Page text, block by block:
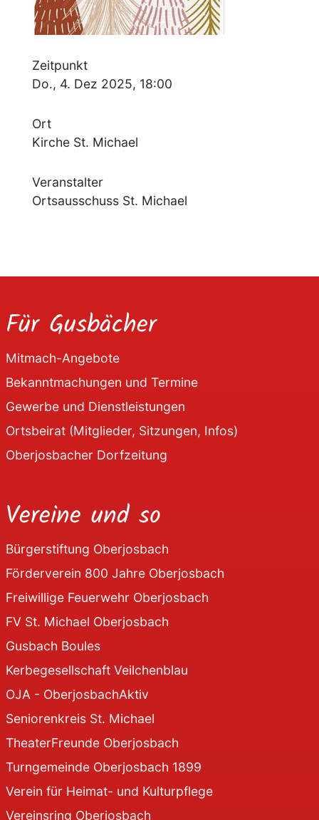
Zeitpunkt
Do., 4. Dez 2025, 18:00
Ort
Kirche St. Michael
Veranstalter
Ortsausschuss St. Michael
Für Gusbächer
Mitmach-Angebote
Bekanntmachungen und Termine
Gewerbe und Dienstleistungen
Ortsbeirat (Mitglieder, Sitzungen, Infos)
Oberjosbacher Dorfzeitung
Vereine und so
Bürgerstiftung Oberjosbach
Förderverein 800 Jahre Oberjosbach
Freiwillige Feuerwehr Oberjosbach
FV St. Michael Oberjosbach
Gusbach Boules
Kerbegesellschaft Veilchenblau
OJA - OberjosbachAktiv
Seniorenkreis St. Michael
TheaterFreunde Oberjosbach
Turngemeinde Oberjosbach 1899
Verein für Heimat- und Kulturpflege
Vereinsring Oberjosbach